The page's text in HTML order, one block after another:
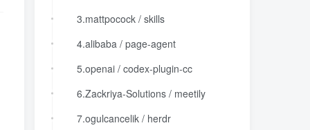
3.mattpocock / skills
4.alibaba / page-agent
5.openai / codex-plugin-cc
6.Zackriya-Solutions / meetily
7.ogulcancelik / herdr
3.mattpocock / skills
4.alibaba / page-agent
5.openai / codex-plugin-cc
6.Zackriya-Solutions / meetily
7.ogulcancelik / herdr